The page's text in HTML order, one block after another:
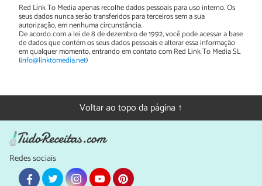
Red Link To Media apenas recolhe dados pessoais para uso interno. Os
seus dados nunca serão transferidos para terceiros sem a sua
autorização, em nenhuma circunstância.
De acordo com a lei de 8 de dezembro de 1992, você pode acessar a base
de dados que contém os seus dados pessoais e alterar essa informação
em qualquer momento, entrando em contato com Red Link To Media SL
(info@linktomedia.net)
Voltar ao topo da página ↑
Redes sociais